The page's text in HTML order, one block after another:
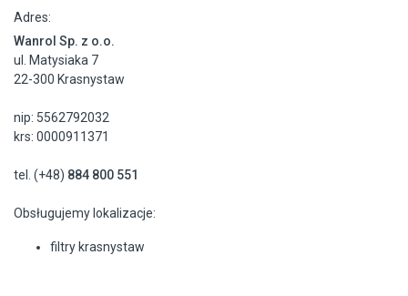
Adres:
Wanrol Sp. z o.o.
ul. Matysiaka 7
22-300 Krasnystaw
nip: 5562792032
krs: 0000911371
tel. (+48) 884 800 551
Obsługujemy lokalizacje:
filtry krasnystaw